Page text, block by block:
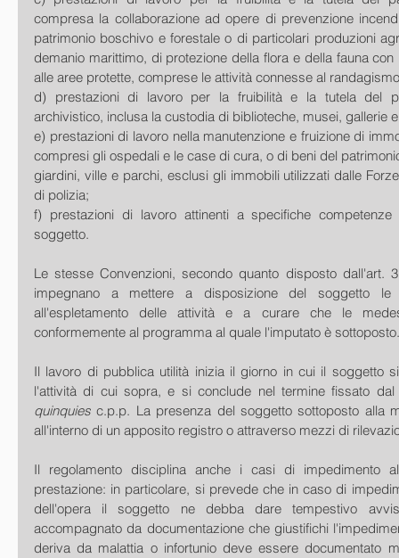
compresa la collaborazione ad opere di prevenzione
patrimonio boschivo e forestale o di particolari produzioni
demanio marittimo, di protezione della flora e della fauna
alle aree protette, comprese le attività connesse al
d) prestazioni di lavoro per la fruibilità e la tutela del
archivistico, inclusa la custodia di biblioteche, musei, gallerie
e) prestazioni di lavoro nella manutenzione e fruizione di
compresi gli ospedali e le case di cura, o di beni del
giardini, ville e parchi, esclusi gli immobili utilizzati dalle
di polizia;
f) prestazioni di lavoro attinenti a specifiche competenze
soggetto.
Le stesse Convenzioni, secondo quanto disposto dall'art.
impegnano a mettere a disposizione del soggetto le
all'espletamento delle attività e a curare che le
conformemente al programma al quale l'imputato è sottoposto.
Il lavoro di pubblica utilità inizia il giorno in cui il soggetto
l'attività di cui sopra, e si conclude nel termine fissato
quinquies c.p.p. La presenza del soggetto sottoposto alla
all'interno di un apposito registro o attraverso mezzi di
Il regolamento disciplina anche i casi di impedimento
prestazione: in particolare, si prevede che in caso di
dell'opera il soggetto ne debba dare tempestivo
accompagnato da documentazione che giustifichi
deriva da malattia o infortunio deve essere documentato